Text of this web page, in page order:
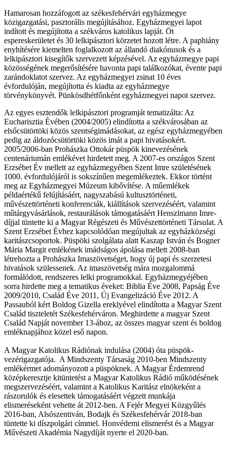
Hamarosan hozzáfogott az székesfehérvári egyházmegye
közigazgatási, pasztorális megújításához. Egyházmegyei lapot
indított és megújította a székváros katolikus lapját. Öt
espereskerületet és 30 lelkipásztori körzetet hozott létre. A paphiány
enyhítésére kiemelten foglalkozott az állandó diakónusok és a
lelkipásztori kisegítők szervezett képzésével. Az egyházmegye papi
közösségének megerősítésére havonta papi találkozókat, évente papi
zarándoklatot szervez. Az egyházmegyei zsinat 10 éves
évfordulóján, megújította és kiadta az egyházmegye
törvénykönyvét. Pünkösdhétfőnként egyházmegyei napot szervez.
Az egyes esztendők lelkipásztori programját tematizálta: Az
Eucharisztia Évében (2004/2005) elindította a székvárosában az
elsőcsütörtöki közös szentségimádásokat, az egész egyházmegyében
pedig az áldozócsütörtöki közös imát a papi hivatásokért.
2005/2006-ban Prohászka Ottokár püspök kinevezésének
centenáriumán emlékévet hirdetett meg. A 2007-es országos Szent
Erzsébet Év mellett az egyházmegyében Szent Imre születésének
1000. évfordulójáról is sokszínűen megemlékeztek. Ekkor történt
meg az Egyházmegyei Múzeum kibővítése. A műemlékek
példaértékű felújításáért, nagyszabású kultusztörténeti,
művészettörténeti konferenciák, kiállítások szervezéséért, valamint
műtárgyvásárlások, restaurálások támogatásáért Henszlmann Imre-
díjjal tüntette ki a Magyar Régészeti és Művészettörténeti Társulat. A
Szent Erzsébet Évhez kapcsolódóan megújultak az egyházközségi
karitászcsoportok. Püspöki szolgálata alatt Kaszap István és Bogner
Mária Margit emlékének imádságos ápolása mellett 2008-ban
létrehozta a Prohászka Imaszövetséget, hogy új papi és szerzetesi
hivatások szülessenek. Az imaszövetség mára mozgalommá
formálódott, rendszeres lelki programokkal. Egyházmegyéjében
sorra hirdette meg a tematikus éveket: Biblia Éve 2008, Papság Éve
2009/2010, Család Éve 2011, Új Evangelizáció Éve 2012. A
Passauból kért Boldog Gizella ereklyével elindította a Magyar Szent
Család tiszteletét Székesfehérváron. Meghirdette a magyar Szent
Család Napját november 13-ához, az összes magyar szent és boldog
emléknapjához közel eső napon.
A Magyar Katolikus Rádiónak indulása (2004) óta püspök-
vezérigazgatója. A Mindszenty Társaság 2010-ben Mindszenty
emlékérmet adományozott a püspöknek. A Magyar Érdemrend
középkeresztje kitüntetést a Magyar Katolikus Rádió működésének
megszervezéséért, valamint a Katolikus Karitász elnökeként a
rászorulók és elesettek támogatásáért végzett munkája
elismeréseként vehette át 2012-ben. A Fejér Megyei Közgyűlés
2016-ban, Alsószentiván, Bodajk és Székesfehérvár 2018-ban
tüntette ki díszpolgári címmel. Honvédemi elismerést és a Magyar
Művészeti Akadémia Nagydíját nyerte el 2020-ban.